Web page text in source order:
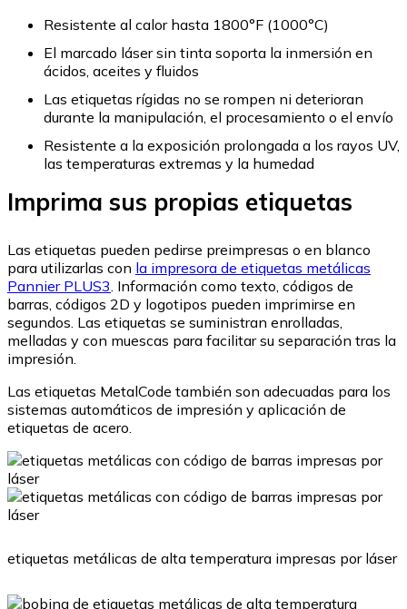
Resistente al calor hasta 1800°F (1000°C)
El marcado láser sin tinta soporta la inmersión en
ácidos, aceites y fluidos
Las etiquetas rígidas no se rompen ni deterioran
durante la manipulación, el procesamiento o el envío
Resistente a la exposición prolongada a los rayos UV,
las temperaturas extremas y la humedad
Imprima sus propias etiquetas
Las etiquetas pueden pedirse preimpresas o en blanco
para utilizarlas con la impresora de etiquetas metálicas
Pannier PLUS3. Información como texto, códigos de
barras, códigos 2D y logotipos pueden imprimirse en
segundos. Las etiquetas se suministran enrolladas,
melladas y con muescas para facilitar su separación tras la
impresión.
Las etiquetas MetalCode también son adecuadas para los
sistemas automáticos de impresión y aplicación de
etiquetas de acero.
etiquetas metálicas de alta temperatura impresas por láser